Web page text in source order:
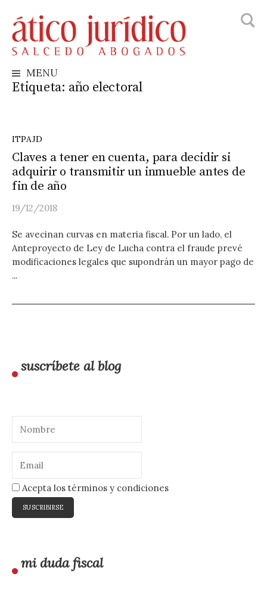
to
content
MENU
Etiqueta: año electoral
ITPAJD
Claves a tener en cuenta, para decidir si
adquirir o transmitir un inmueble antes de
fin de año
19/12/2018
Se avecinan curvas en materia fiscal. Por un lado, el
Anteproyecto de Ley de Lucha contra el fraude prevé
modificaciones legales que supondrán un mayor pago de
...
suscríbete al blog
Acepta los términos y condiciones
mi duda fiscal